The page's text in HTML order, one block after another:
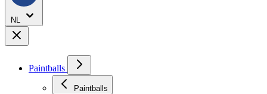
NL
Paintballs
Paintballs